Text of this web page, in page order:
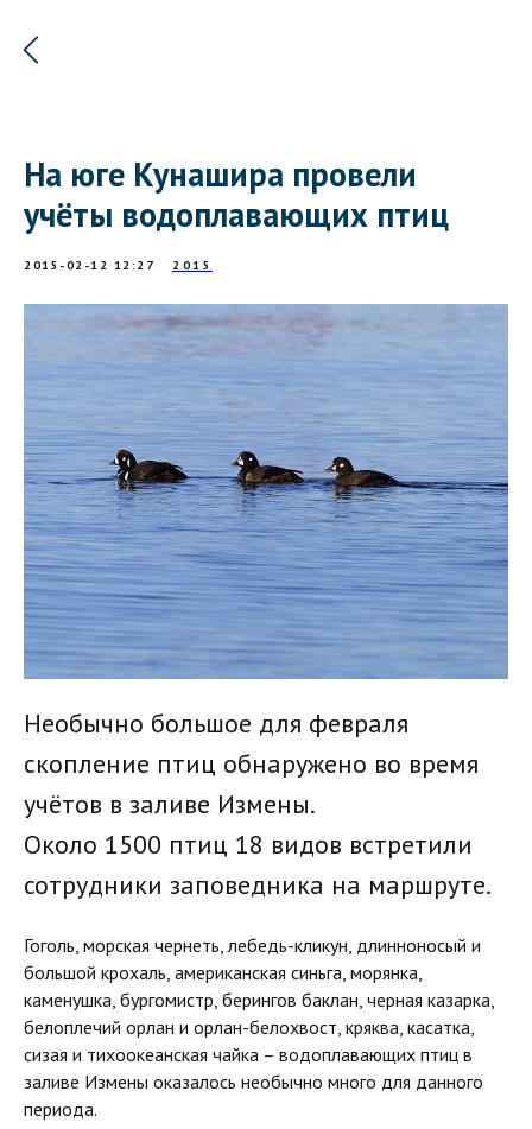
На юге Кунашира провели
учёты водоплавающих птиц
2015-02-12 12:27 2015
Необычно большое для февраля
скопление птиц обнаружено во время
учётов в заливе Измены.
Около 1500 птиц 18 видов встретили
сотрудники заповедника на маршруте.
Гоголь, морская чернеть, лебедь-кликун, длинноносый и
большой крохаль, американская синьга, морянка,
каменушка, бургомистр, берингов баклан, черная казарка,
белоплечий орлан и орлан-белохвост, кряква, касатка,
сизая и тихоокеанская чайка – водоплавающих птиц в
заливе Измены оказалось необычно много для данного
периода.